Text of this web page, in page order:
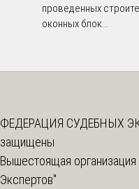
проведенных
оконных блок...
ФЕДЕРАЦИЯ СУДЕБНЫХ
защищены
Вышестоящая организация
Экспертов"